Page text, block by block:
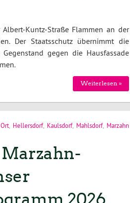
Kuntz-Straße Flammen an der
Der Staatsschutz übernimmt die
gegen die Hausfassade
Weiterlesen »
Hellersdorf, Kaulsdorf, Mahlsdorf, Marzahn